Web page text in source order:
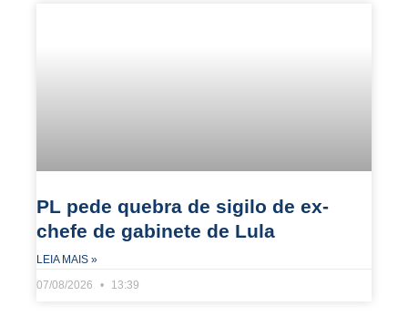
PL pede quebra de sigilo de ex-
chefe de gabinete de Lula
LEIA MAIS »
07/08/2026
13:39